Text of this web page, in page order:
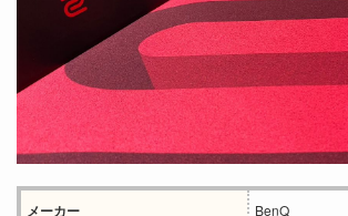
メーカー ‎BenQ